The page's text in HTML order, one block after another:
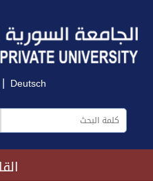
| Deutsch